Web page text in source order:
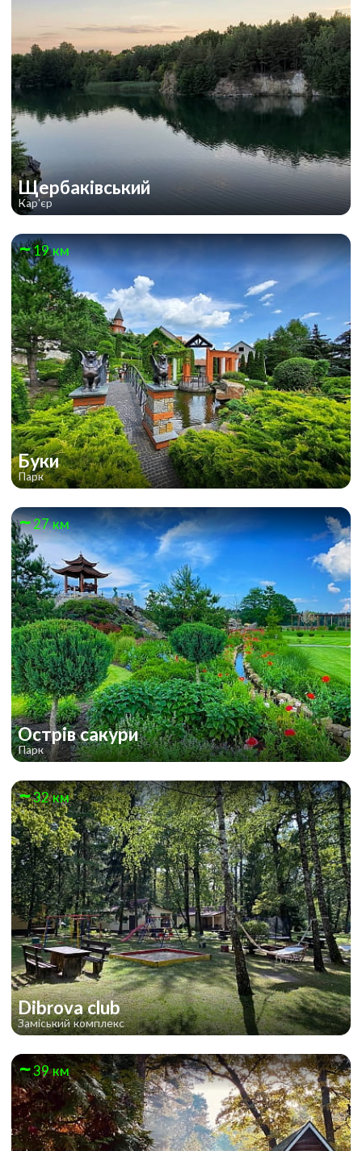
Щербаківський
Кар'єр
19 км
Буки
Парк
27 км
Острів сакури
Парк
32 км
Dibrova club
Заміський комплекс
39 км